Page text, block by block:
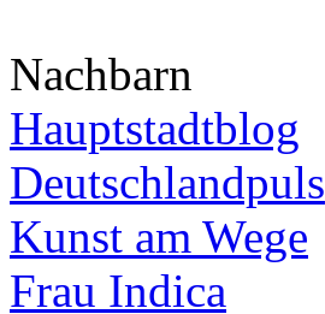
Nachbarn
Hauptstadtblog
Deutschlandpuls
Kunst am Wege
Frau Indica